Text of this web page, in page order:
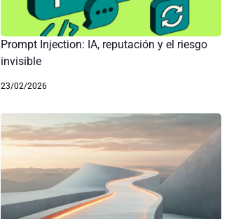
Prompt Injection: IA, reputación y el riesgo
invisible
23/02/2026